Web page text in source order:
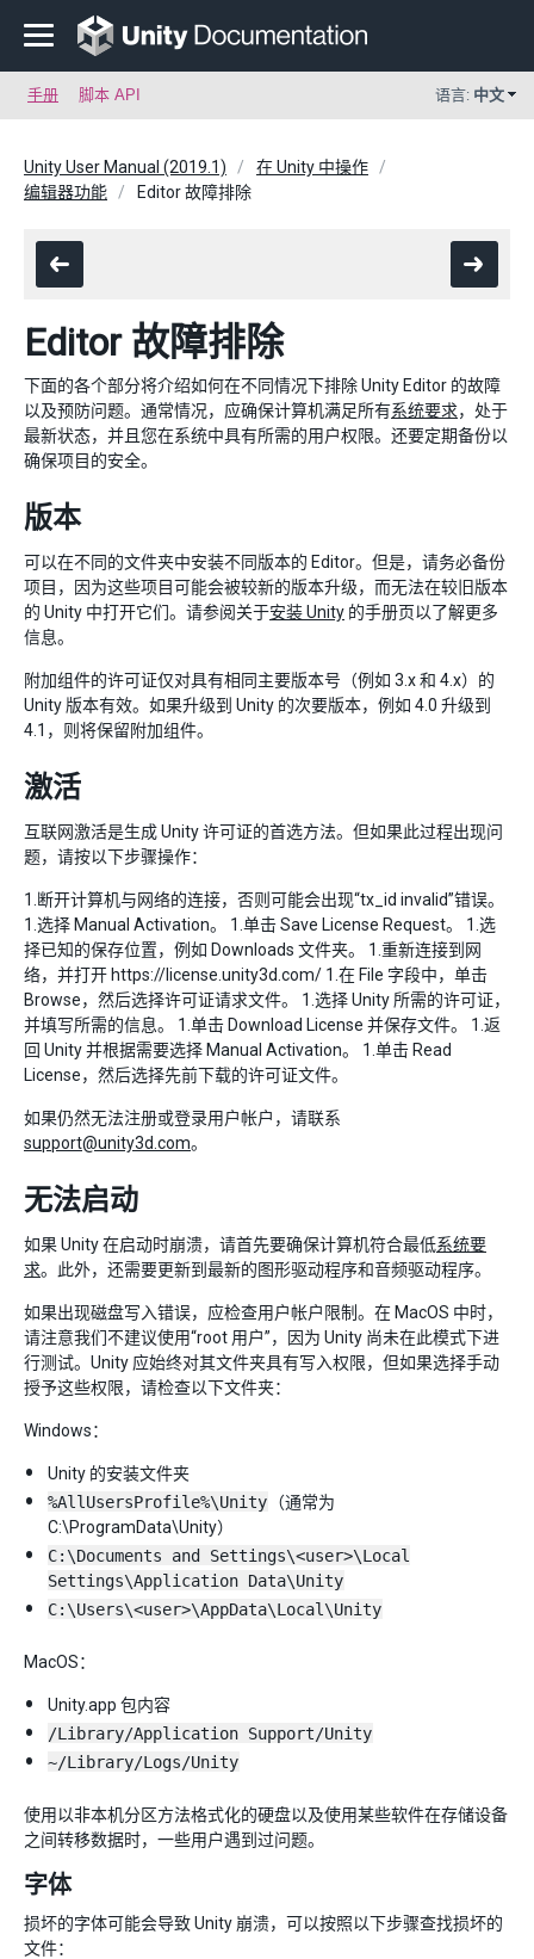
手册 脚本 API 语言: 中文
Unity User Manual (2019.1)
在 Unity 中操作
编辑器功能
Editor 故障排除
Editor 故障排除
下面的各个部分将介绍如何在不同情况下排除 Unity Editor 的故障
以及预防问题。通常情况，应确保计算机满足所有系统要求，处于
最新状态，并且您在系统中具有所需的用户权限。还要定期备份以
确保项目的安全。
版本
可以在不同的文件夹中安装不同版本的 Editor。但是，请务必备份
项目，因为这些项目可能会被较新的版本升级，而无法在较旧版本
的 Unity 中打开它们。请参阅关于安装 Unity 的手册页以了解更多
信息。
附加组件的许可证仅对具有相同主要版本号（例如 3.x 和 4.x）的
Unity 版本有效。如果升级到 Unity 的次要版本，例如 4.0 升级到
4.1，则将保留附加组件。
激活
互联网激活是生成 Unity 许可证的首选方法。但如果此过程出现问
题，请按以下步骤操作：
1.断开计算机与网络的连接，否则可能会出现“tx_id invalid”错误。
1.选择 Manual Activation。 1.单击 Save License Request。 1.选
择已知的保存位置，例如 Downloads 文件夹。 1.重新连接到网
络，并打开 https://license.unity3d.com/ 1.在 File 字段中，单击
Browse，然后选择许可证请求文件。 1.选择 Unity 所需的许可证，
并填写所需的信息。 1.单击 Download License 并保存文件。 1.返
回 Unity 并根据需要选择 Manual Activation。 1.单击 Read
License，然后选择先前下载的许可证文件。
如果仍然无法注册或登录用户帐户，请联系
support@unity3d.com。
无法启动
如果 Unity 在启动时崩溃，请首先要确保计算机符合最低系统要
求。此外，还需要更新到最新的图形驱动程序和音频驱动程序。
如果出现磁盘写入错误，应检查用户帐户限制。在 MacOS 中时，
请注意我们不建议使用“root 用户”，因为 Unity 尚未在此模式下进
行测试。Unity 应始终对其文件夹具有写入权限，但如果选择手动
授予这些权限，请检查以下文件夹：
Windows：
Unity 的安装文件夹
%AllUsersProfile%\Unity （通常为
C:\ProgramData\Unity）
C:\Documents and Settings\<user>\Local
Settings\Application Data\Unity
C:\Users\<user>\AppData\Local\Unity
MacOS：
Unity.app 包内容
/Library/Application Support/Unity
~/Library/Logs/Unity
使用以非本机分区方法格式化的硬盘以及使用某些软件在存储设备
之间转移数据时，一些用户遇到过问题。
字体
损坏的字体可能会导致 Unity 崩溃，可以按照以下步骤查找损坏的
文件：